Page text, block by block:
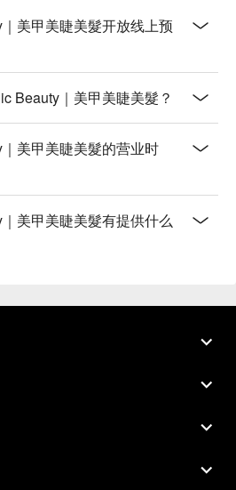
美甲美睫美髮开放线上预
Beauty｜美甲美睫美髮？
美甲美睫美髮的营业时
美甲美睫美髮有提供什么